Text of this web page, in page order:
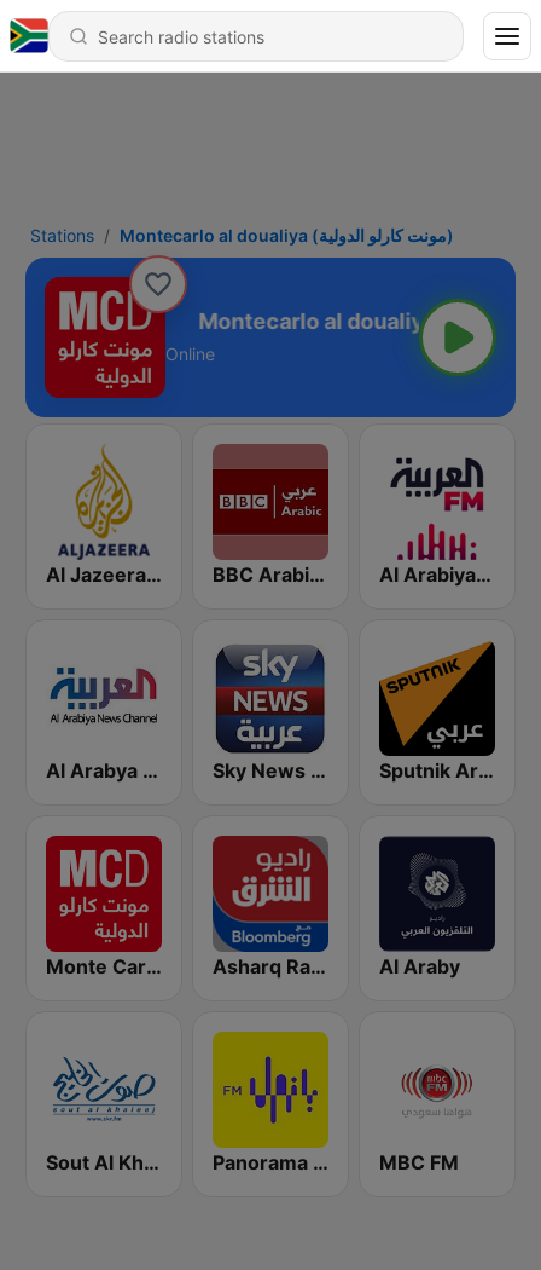
Stations Montecarlo al doualiya (مونت كارلو الدولية)
Montecarlo al doualiya (مونت كارلو الدولية)
Online
Al Jazeera Arabic (قناة الجزيرة) BBC Arabic (إذاعة بي بي سي العربية) Al Arabiya (العربية FM)
Al Arabya (العربية FM) Sky News Arabia (سكاي نيوز عربية) Sputnik Arabic (عربي)
Monte Carlo Doualiya Asharq Radio with Bloomberg Al Araby
Sout Al Khaleej FM صوت الخليج Panorama FM MBC FM